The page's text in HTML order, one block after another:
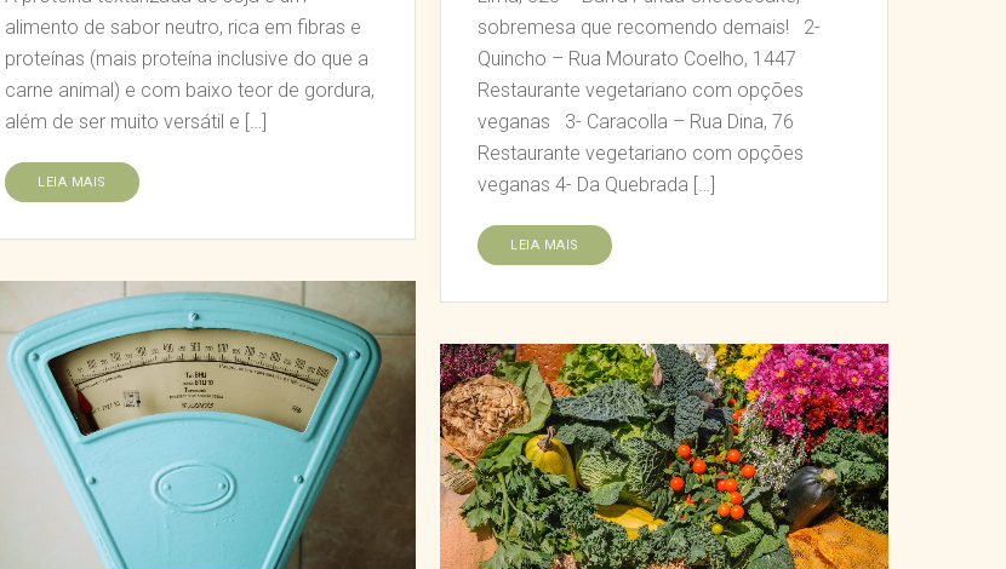
alimento de sabor neutro, rica em fibras e
proteínas (mais proteína inclusive do que a
carne animal) e com baixo teor de gordura,
além de ser muito versátil e […]
LEIA MAIS
sobremesa que recomendo demais! 2-
Quincho – Rua Mourato Coelho, 1447
Restaurante vegetariano com opções
veganas 3- Caracolla – Rua Dina, 76
Restaurante vegetariano com opções
veganas 4- Da Quebrada […]
LEIA MAIS